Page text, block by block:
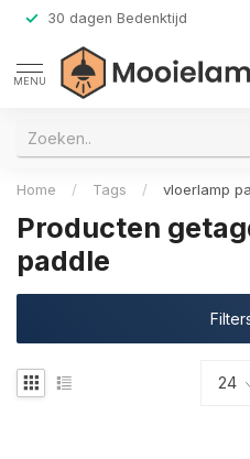
30 dagen Bedenktijd
MENU
Home / Tags / vloerlamp
Producten
paddle